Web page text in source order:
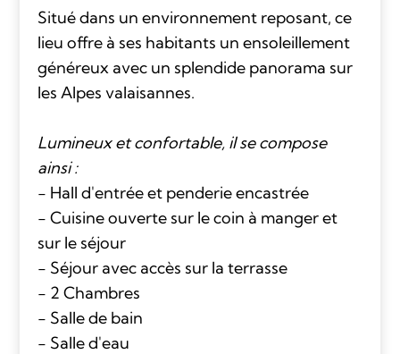
Situé dans un environnement reposant, ce
lieu offre à ses habitants un ensoleillement
généreux avec un splendide panorama sur
les Alpes valaisannes.
Lumineux et confortable, il se compose
ainsi :
- Hall d'entrée et penderie encastrée
- Cuisine ouverte sur le coin à manger et
sur le séjour
- Séjour avec accès sur la terrasse
- 2 Chambres
- Salle de bain
- Salle d'eau